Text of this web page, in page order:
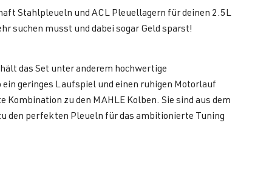
Stahlpleueln und ACL Pleuellagern für deinen 2.5L
suchen musst und dabei sogar Geld sparst!
das Set unter anderem hochwertige
geringes Laufspiel und einen ruhigen Motorlauf
zu den MAHLE Kolben. Sie sind aus dem
den perfekten Pleueln für das ambitionierte Tuning